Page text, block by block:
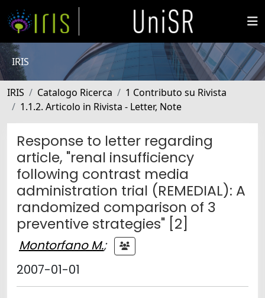
IRIS
IRIS Catalogo Ricerca
1 Contributo su Rivista
1.1.2. Articolo in Rivista - Letter, Note
Response to letter regarding
article, "renal insufficiency
following contrast media
administration trial (REMEDIAL): A
randomized comparison of 3
preventive strategies" [2]
Montorfano M.;
2007-01-01